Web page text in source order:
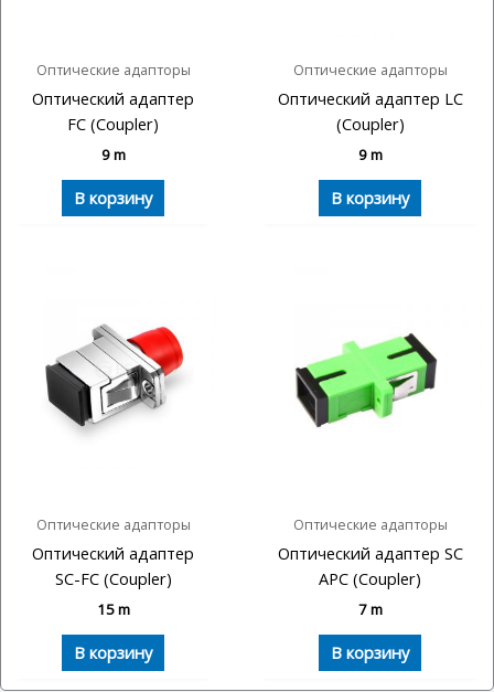
Оптические адапторы
Оптический адаптер
FC (Coupler)
9m
В корзину
Оптические адапторы
Оптический адаптер LC
(Coupler)
9m
В корзину
Оптические адапторы
Оптический адаптер
SC-FC (Coupler)
15m
В корзину
Оптические адапторы
Оптический адаптер SC
APC (Coupler)
7m
В корзину